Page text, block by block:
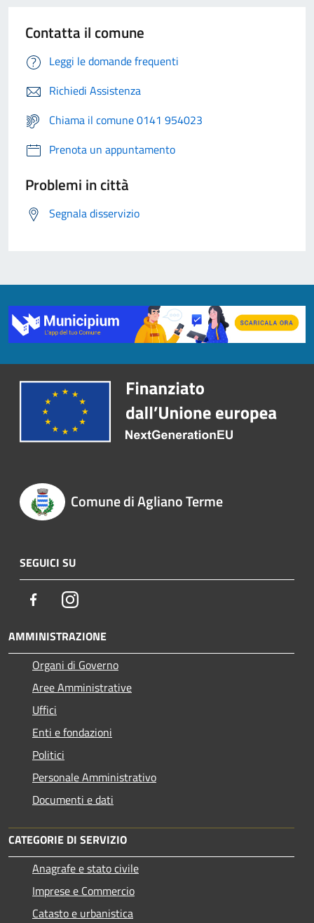
Contatta il comune
Leggi le domande frequenti
Richiedi Assistenza
Chiama il comune 0141 954023
Prenota un appuntamento
Problemi in città
Segnala disservizio
Comune di Agliano Terme
SEGUICI SU
FacebookInstagram
AMMINISTRAZIONE
Organi di Governo
Aree Amministrative
Uffici
Enti e fondazioni
Politici
Personale Amministrativo
Documenti e dati
CATEGORIE DI SERVIZIO
Anagrafe e stato civile
Imprese e Commercio
Catasto e urbanistica